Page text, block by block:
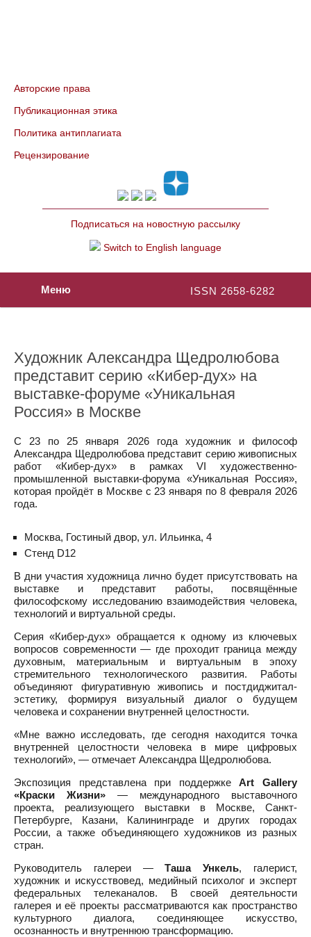
Авторские права
Публикационная этика
Политика антиплагиата
Рецензирование
Подписаться на новостную рассылку
Switch to English language
ISSN 2658-6282
Меню
Художник Александра Щедролюбова
представит серию «Кибер-дух» на
выставке-форуме «Уникальная
Россия» в Москве
С 23 по 25 января 2026 года художник и философ
Александра Щедролюбова представит серию живописных
работ «Кибер-дух» в рамках VI художественно-
промышленной выставки-форума «Уникальная Россия»,
которая пройдёт в Москве с 23 января по 8 февраля 2026
года.
Москва, Гостиный двор, ул. Ильинка, 4
Стенд D12
В дни участия художница лично будет присутствовать на
выставке и представит работы, посвящённые
философскому исследованию взаимодействия человека,
технологий и виртуальной среды.
Серия «Кибер-дух» обращается к одному из ключевых
вопросов современности — где проходит граница между
духовным, материальным и виртуальным в эпоху
стремительного технологического развития. Работы
объединяют фигуративную живопись и постдиджитал-
эстетику, формируя визуальный диалог о будущем
человека и сохранении внутренней целостности.
«Мне важно исследовать, где сегодня находится точка
внутренней целостности человека в мире цифровых
технологий», — отмечает Александра Щедролюбова.
Экспозиция представлена при поддержкеArt Gallery
«Краски Жизни» — международного выставочного
проекта, реализующего выставки в Москве, Санкт-
Петербурге, Казани, Калининграде и других городах
России, а также объединяющего художников из разных
стран.
Руководитель галереи —Таша Ункель, галерист,
художник и искусствовед, медийный психолог и эксперт
федеральных телеканалов. В своей деятельности
галерея и её проекты рассматриваются как пространство
культурного диалога, соединяющее искусство,
осознанность и внутреннюю трансформацию.